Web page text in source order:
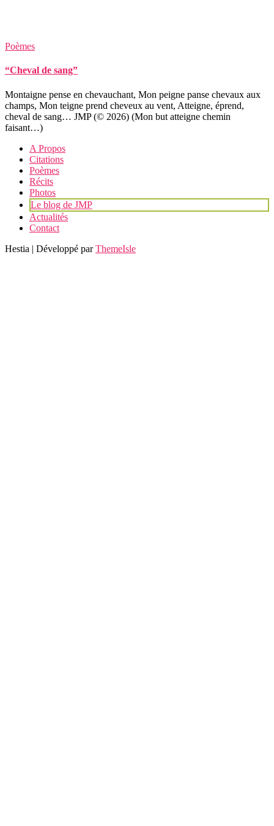
Poèmes
“Cheval de sang”
Montaigne pense en chevauchant, Mon peigne panse chevaux aux
champs, Mon teigne prend cheveux au vent, Atteigne, éprend,
cheval de sang… JMP (© 2026) (Mon but atteigne chemin
faisant…)
A Propos
Citations
Poèmes
Récits
Photos
Le blog de JMP
Actualités
Contact
Hestia | Développé parThemeIsle